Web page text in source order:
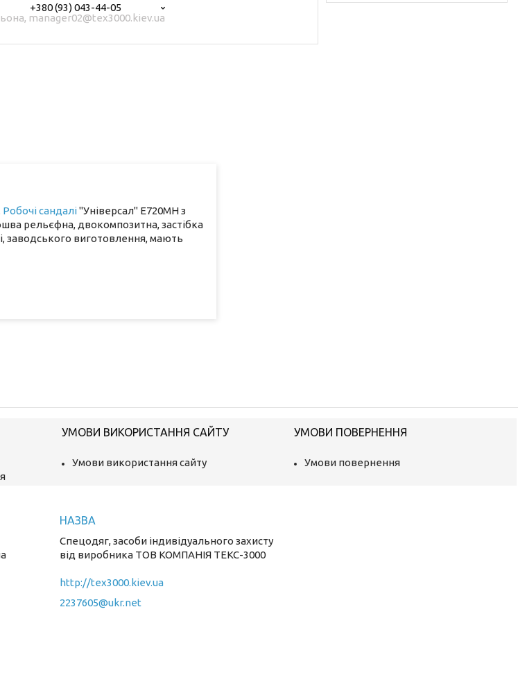
+380 (93) 043-44-05
manager02@tex3000.kiev.ua
Робочі сандалі"Універсал" Е720МН з
рельєфна, двокомпозитна, застібка
заводського виготовлення, мають
УМОВИ ВИКОРИСТАННЯ САЙТУ
Умови використання сайту
УМОВИ ПОВЕРНЕННЯ
Умови повернення
Спецодяг, засоби індивідуального захисту
від виробника ТОВ КОМПАНІЯ ТЕКС-3000
http://tex3000.kiev.ua
2237605@ukr.net